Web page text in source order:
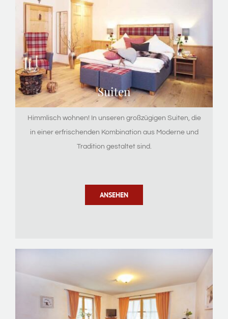
Suiten
Himmlisch wohnen! In unseren großzügigen Suiten, die
in einer erfrischenden Kombination aus Moderne und
Tradition gestaltet sind.
ANSEHEN